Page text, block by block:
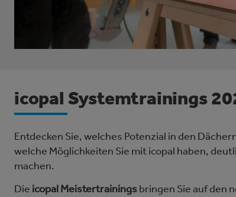
icopal Systemtrainings
Entdecken Sie, welches Potenzial in den
welche Möglichkeiten Sie mit icopal haben,
machen.
Die icopal Meistertrainingsbringen Sie auf den